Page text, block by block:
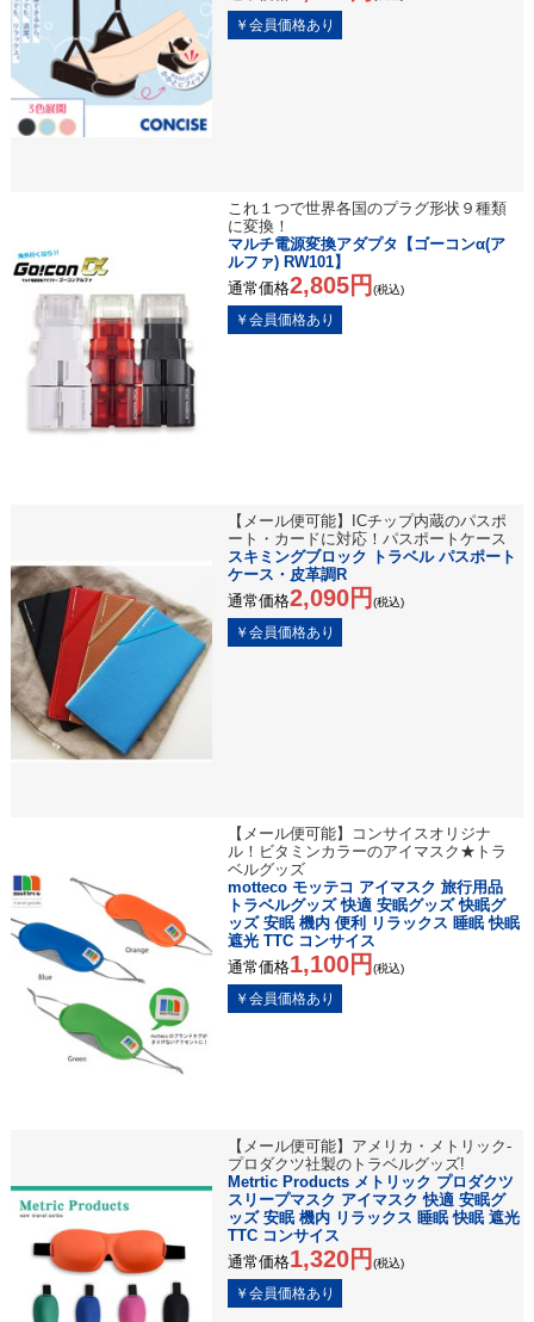
これ１つで世界各国のプラグ形状９種類
に変換！
マルチ電源変換アダプタ【ゴーコンα(ア
ルファ) RW101】
通常価格2,805円 (税込)
【メール便可能】ICチップ内蔵のパスポ
ート・カードに対応！パスポートケース
スキミングブロック トラベル パスポート
ケース・皮革調R
通常価格2,090円 (税込)
【メール便可能】コンサイスオリジナ
ル！ビタミンカラーのアイマスク★トラ
ベルグッズ
motteco モッテコ アイマスク 旅行用品
トラベルグッズ 快適 安眠グッズ 快眠グ
ッズ 安眠 機内 便利 リラックス 睡眠 快眠
遮光 TTC コンサイス
通常価格1,100円 (税込)
【メール便可能】アメリカ・メトリック-
プロダクツ社製のトラベルグッズ!
Metrtic Products メトリック プロダクツ
スリープマスク アイマスク 快適 安眠グ
ッズ 安眠 機内 リラックス 睡眠 快眠 遮光
TTC コンサイス
通常価格1,320円 (税込)